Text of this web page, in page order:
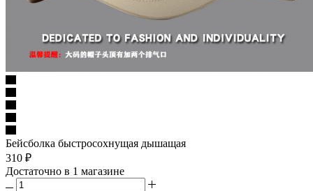
Бейсболка быстросохнущая дышащая
310 ₽
Достаточно в 1 магазине